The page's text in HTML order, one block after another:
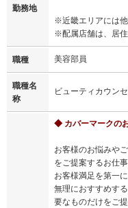
勤務地
※近畿エリアには他
※配属店舗は、居住
職種 美容部員
職種名
称
ビューティカウン
◆ カバーマークの
お客様のお悩みや
をご提案するお仕事
お客様満足を第一
無理におすすめす
要なものだけをご